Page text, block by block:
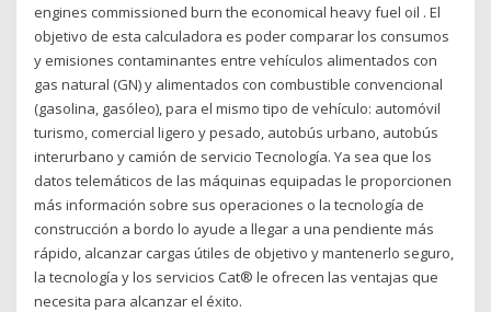
engines commissioned burn the economical heavy fuel oil . El
objetivo de esta calculadora es poder comparar los consumos
y emisiones contaminantes entre vehículos alimentados con
gas natural (GN) y alimentados con combustible convencional
(gasolina, gasóleo), para el mismo tipo de vehículo: automóvil
turismo, comercial ligero y pesado, autobús urbano, autobús
interurbano y camión de servicio Tecnología. Ya sea que los
datos telemáticos de las máquinas equipadas le proporcionen
más información sobre sus operaciones o la tecnología de
construcción a bordo lo ayude a llegar a una pendiente más
rápido, alcanzar cargas útiles de objetivo y mantenerlo seguro,
la tecnología y los servicios Cat® le ofrecen las ventajas que
necesita para alcanzar el éxito.